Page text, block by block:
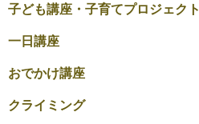
子ども講座・子育てプロジェクト
一日講座
おでかけ講座
クライミング